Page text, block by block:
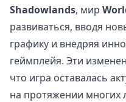
Shadowlands, мир
развиваться, вводя
графику и внедряя
геймплейя. Эти
что игра оставалась
на протяжении многих